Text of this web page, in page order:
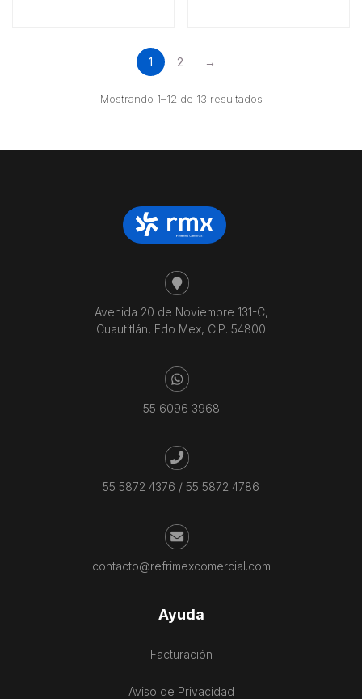
1 2 →
Mostrando 1–12 de 13 resultadosOrdenado
Avenida 20 de Noviembre 131-C,
Cuautitlán, Edo Mex, C.P. 54800
55 6096 3968
55 5872 4376 / 55 5872 4786
contacto@refrimexcomercial.com
Ayuda
Facturación
Aviso de Privacidad